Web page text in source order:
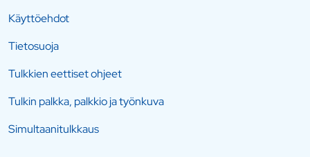
Käyttöehdot
Tietosuoja
Tulkkien eettiset ohjeet
Tulkin palkka, palkkio ja työnkuva
Simultaanitulkkaus